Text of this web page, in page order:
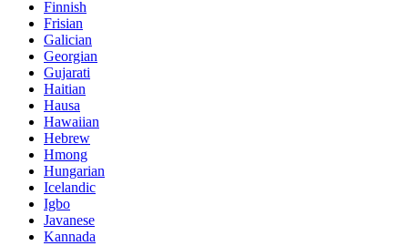
Finnish
Frisian
Galician
Georgian
Gujarati
Haitian
Hausa
Hawaiian
Hebrew
Hmong
Hungarian
Icelandic
Igbo
Javanese
Kannada